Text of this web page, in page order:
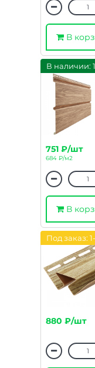
В
В наличии:
751 ₽/шт
684 ₽/м2
В
Под заказ:
880 ₽/шт